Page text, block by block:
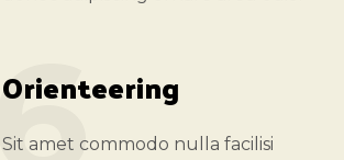
Orienteering
Sit amet commodo nulla facilisi